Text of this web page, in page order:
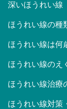
深いほうれい線
ほうれい線の種
ほうれい線は何
ほうれい線のえ
ほうれい線治療
ほうれい線対策